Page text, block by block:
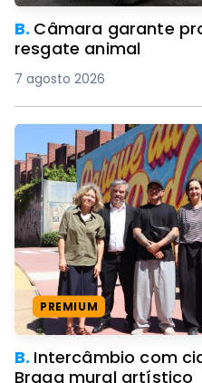
B. Câmara garante
resgate animal
7 agosto 2026
PREMIUM
B. Intercâmbio com cidade
Braga mural artístico